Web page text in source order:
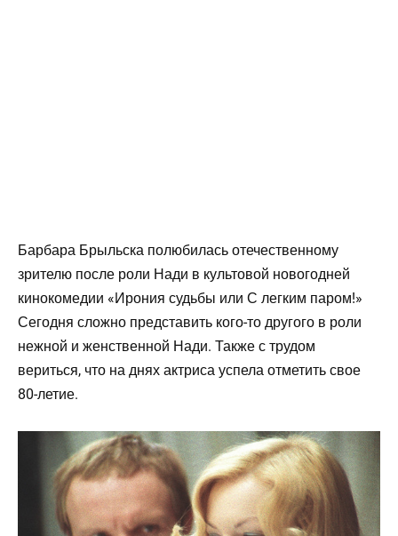
Барбара Брыльска полюбилась отечественному
зрителю после роли Нади в культовой новогодней
кинокомедии «Ирония судьбы или С легким паром!»
Сегодня сложно представить кого-то другого в роли
нежной и женственной Нади. Также с трудом
вериться, что на днях актриса успела отметить свое
80-летие.